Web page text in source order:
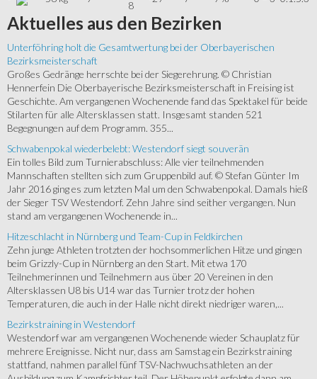
8
Aktuelles aus den Bezirken
Unterföhring holt die Gesamtwertung bei der Oberbayerischen
Bezirksmeisterschaft
Großes Gedränge herrschte bei der Siegerehrung. © Christian
Hennerfein Die Oberbayerische Bezirksmeisterschaft in Freising ist
Geschichte. Am vergangenen Wochenende fand das Spektakel für beide
Stilarten für alle Altersklassen statt. Insgesamt standen 521
Begegnungen auf dem Programm. 355...
Schwabenpokal wiederbelebt: Westendorf siegt souverän
Ein tolles Bild zum Turnierabschluss: Alle vier teilnehmenden
Mannschaften stellten sich zum Gruppenbild auf. © Stefan Günter Im
Jahr 2016 ging es zum letzten Mal um den Schwabenpokal. Damals hieß
der Sieger TSV Westendorf. Zehn Jahre sind seither vergangen. Nun
stand am vergangenen Wochenende in...
Hitzeschlacht in Nürnberg und Team-Cup in Feldkirchen
Zehn junge Athleten trotzten der hochsommerlichen Hitze und gingen
beim Grizzly-Cup in Nürnberg an den Start. Mit etwa 170
Teilnehmerinnen und Teilnehmern aus über 20 Vereinen in den
Altersklassen U8 bis U14 war das Turnier trotz der hohen
Temperaturen, die auch in der Halle nicht direkt niedriger waren,...
Bezirkstraining in Westendorf
Westendorf war am vergangenen Wochenende wieder Schauplatz für
mehrere Ereignisse. Nicht nur, dass am Samstag ein Bezirkstraining
stattfand, nahmen parallel fünf TSV-Nachwuchsathleten an der